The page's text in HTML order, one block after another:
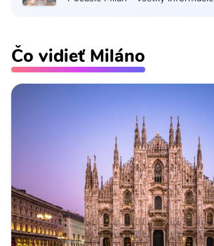
Čo vidieť Miláno